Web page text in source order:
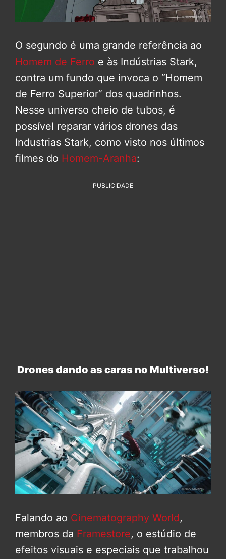
O segundo é uma grande referência ao
Homem de Ferro e às Indústrias Stark,
contra um fundo que invoca o “Homem
de Ferro Superior” dos quadrinhos.
Nesse universo cheio de tubos, é
possível reparar vários drones das
Industrias Stark, como visto nos últimos
filmes do Homem-Aranha:
PUBLICIDADE
Drones dando as caras no Multiverso!
Falando ao Cinematography World,
membros da Framestore, o estúdio de
efeitos visuais e especiais que trabalhou